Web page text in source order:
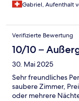
Gabriel, Aufenthalt
Verifizierte Bewertung
10/10 –
30. Mai 2025
Sehr freundliches
saubere Zimmer,
oder mehrere